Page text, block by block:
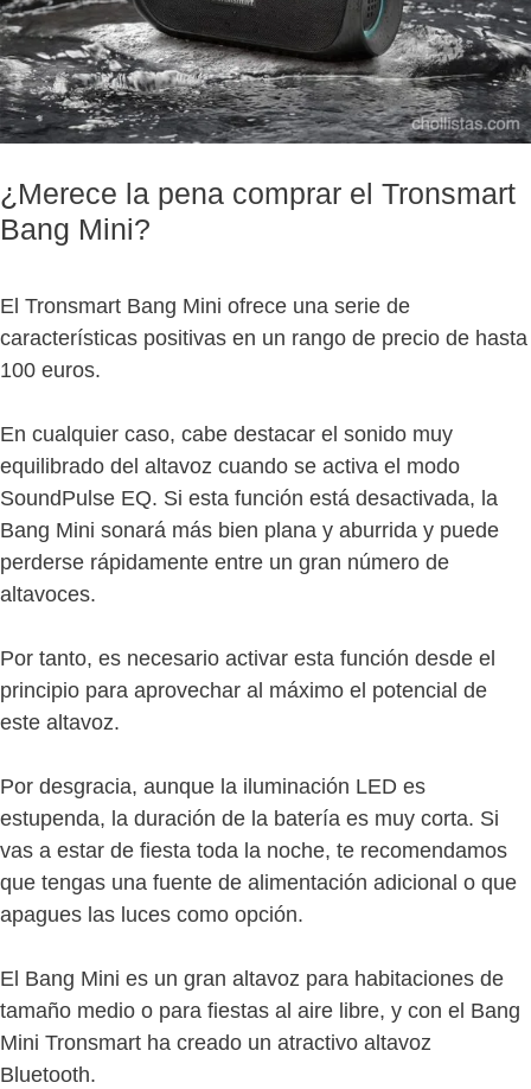
¿Merece la pena comprar el Tronsmart
Bang Mini?
El Tronsmart Bang Mini ofrece una serie de
características positivas en un rango de precio de hasta
100 euros.
En cualquier caso, cabe destacar el sonido muy
equilibrado del altavoz cuando se activa el modo
SoundPulse EQ. Si esta función está desactivada, la
Bang Mini sonará más bien plana y aburrida y puede
perderse rápidamente entre un gran número de
altavoces.
Por tanto, es necesario activar esta función desde el
principio para aprovechar al máximo el potencial de
este altavoz.
Por desgracia, aunque la iluminación LED es
estupenda, la duración de la batería es muy corta. Si
vas a estar de fiesta toda la noche, te recomendamos
que tengas una fuente de alimentación adicional o que
apagues las luces como opción.
El Bang Mini es un gran altavoz para habitaciones de
tamaño medio o para fiestas al aire libre, y con el Bang
Mini Tronsmart ha creado un atractivo altavoz
Bluetooth.